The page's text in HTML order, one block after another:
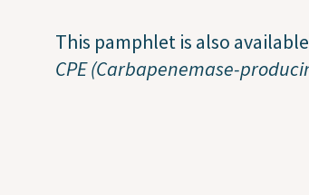
This pamphlet is also
CPE (Carbapenemase-